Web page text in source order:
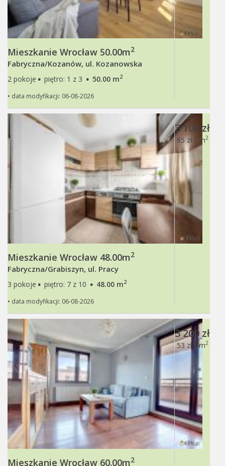
Mieszkanie Wrocław 50.00m2
Fabryczna/Kozanów, ul. Kozanowska
2 pokoje · piętro: 1 z 3 · 50.00 m2
• data modyfikacji: 06-08-2026
Mieszkanie Wrocław 48.00m2
Fabryczna/Grabiszyn, ul. Pracy
3 pokoje · piętro: 7 z 10 · 48.00 m2
• data modyfikacji: 06-08-2026
3 100 zł
65 zł / m2
Mieszkanie Wrocław 60.00m2
3 200 zł
53 zł / m2